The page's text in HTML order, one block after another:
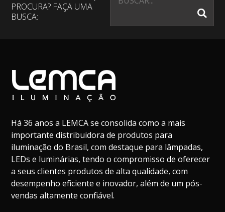
PROCURA? FAÇA UMA
BUSCA:
Há 36 anos a LEMCA se consolida como a mais
importante distribuidora de produtos para
iluminação do Brasil, com destaque para lâmpadas,
LEDs e luminárias, tendo o compromisso de oferecer
a seus clientes produtos de alta qualidade, com
desempenho eficiente e inovador, além de um pós-
vendas altamente confiável.